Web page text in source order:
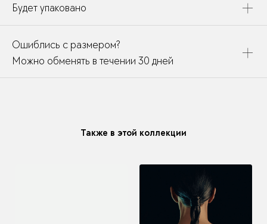
Будет упаковано
дополнено открыткой, паспортом украшения и
собрано в подарочный пакет
Ошиблись с размером?
Можно обменять в течении 30 дней
Также в этой коллекции